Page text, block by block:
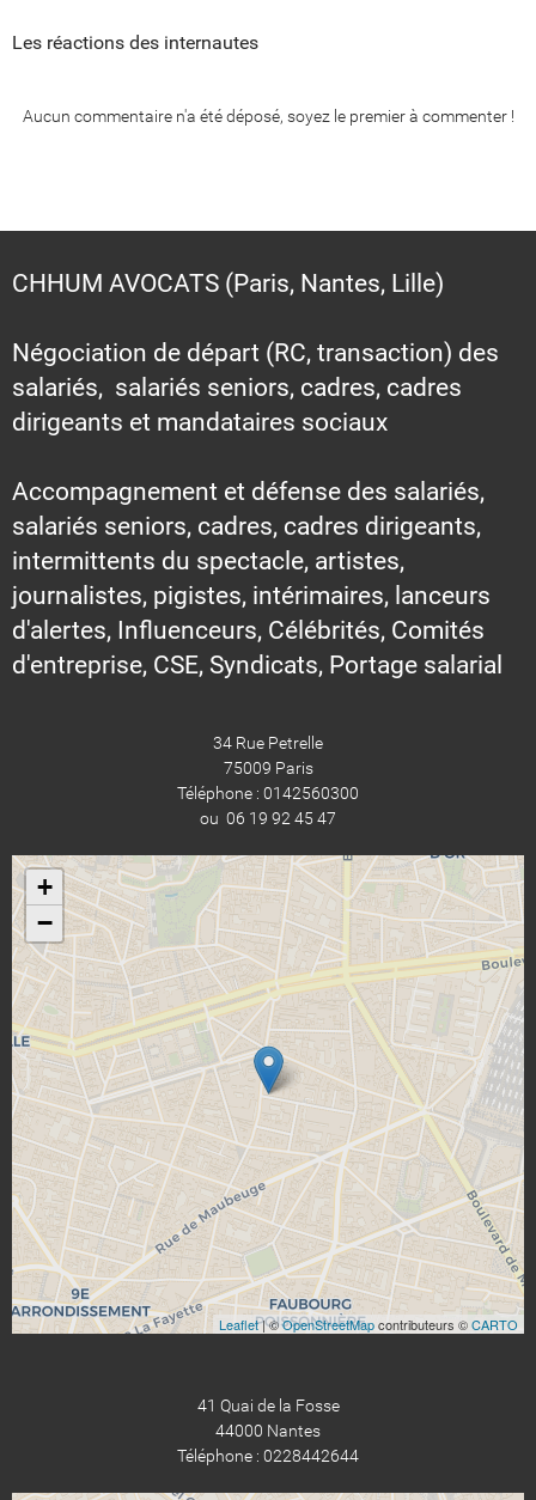
Les réactions des internautes
Aucun commentaire n'a été déposé, soyez le premier à commenter !
CHHUM AVOCATS (Paris, Nantes, Lille)
Négociation de départ (RC, transaction) des
salariés, salariés seniors, cadres, cadres
dirigeants et mandataires sociaux
Accompagnement et défense des salariés,
salariés seniors, cadres, cadres dirigeants,
intermittents du spectacle, artistes,
journalistes, pigistes, intérimaires, lanceurs
d'alertes, Influenceurs, Célébrités, Comités
d'entreprise, CSE, Syndicats, Portage salarial
34 Rue Petrelle
75009 Paris
Téléphone : 0142560300
ou 06 19 92 45 47
+
−
Leaflet| ©OpenStreetMapcontributeurs ©CARTO
41 Quai de la Fosse
44000 Nantes
Téléphone : 0228442644